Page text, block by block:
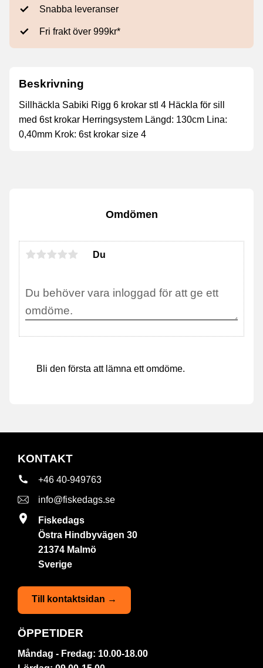
Snabba leveranser
Fri frakt över 999kr*
Beskrivning
Sillhäckla Sabiki Rigg 6 krokar stl 4 Häckla för sill
med 6st krokar Herringsystem Längd: 130cm Lina:
0,40mm Krok: 6st krokar size 4
Omdömen
Du
Bli den första att lämna ett omdöme.
KONTAKT
+46 40-949763
info@fiskedags.se
Fiskedags
Östra Hindbyvägen 30
21374 Malmö
Sverige
Till kontaktsidan →
ÖPPETIDER
Måndag - Fredag: 10.00-18.00